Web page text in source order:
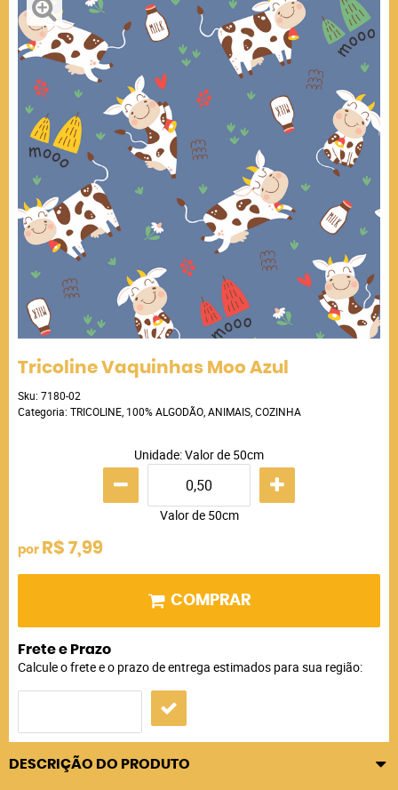
Tricoline Vaquinhas Moo Azul
Sku: 7180-02
Categoria: TRICOLINE 100% ALGODÃO ANIMAIS COZINHA
Unidade: Valor de 50cm
Valor de 50cm
por R$ 7,99
COMPRAR
Frete e Prazo
Calcule o frete e o prazo de entrega estimados para sua região:
DESCRIÇÃO DO PRODUTO